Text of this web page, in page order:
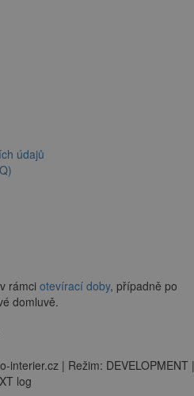
údajů
rámci otevírací doby, případně po
domluvě.
interier.cz | Režim: DEVELOPMENT |
log